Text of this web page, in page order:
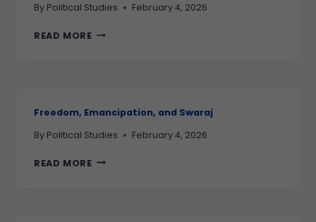
By Political Studies February 4, 2026
READ MORE
Freedom, Emancipation, and Swaraj
By Political Studies February 4, 2026
READ MORE